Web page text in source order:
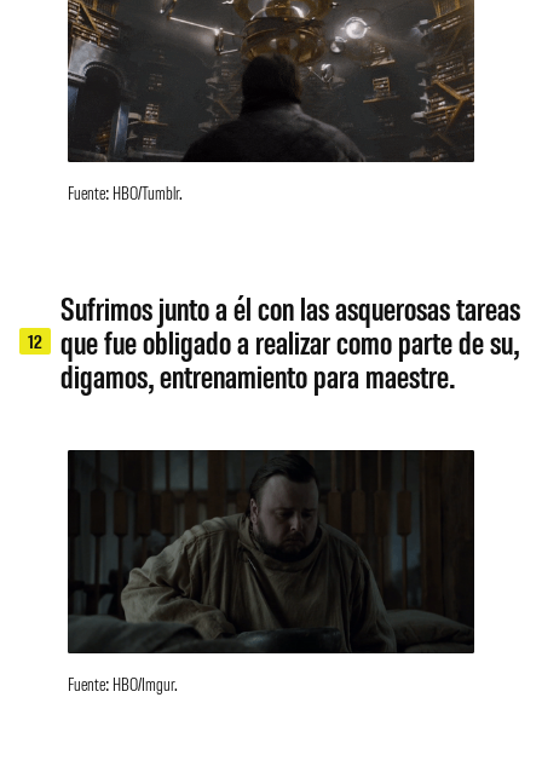
Fuente: HBO/Tumblr.
12
Sufrimos junto a él con las asquerosas tareas
que fue obligado a realizar como parte de su,
digamos, entrenamiento para maestre.
Fuente: HBO/Imgur.